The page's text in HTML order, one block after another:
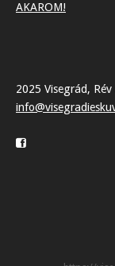
AKAROM!
2025 Visegrád,